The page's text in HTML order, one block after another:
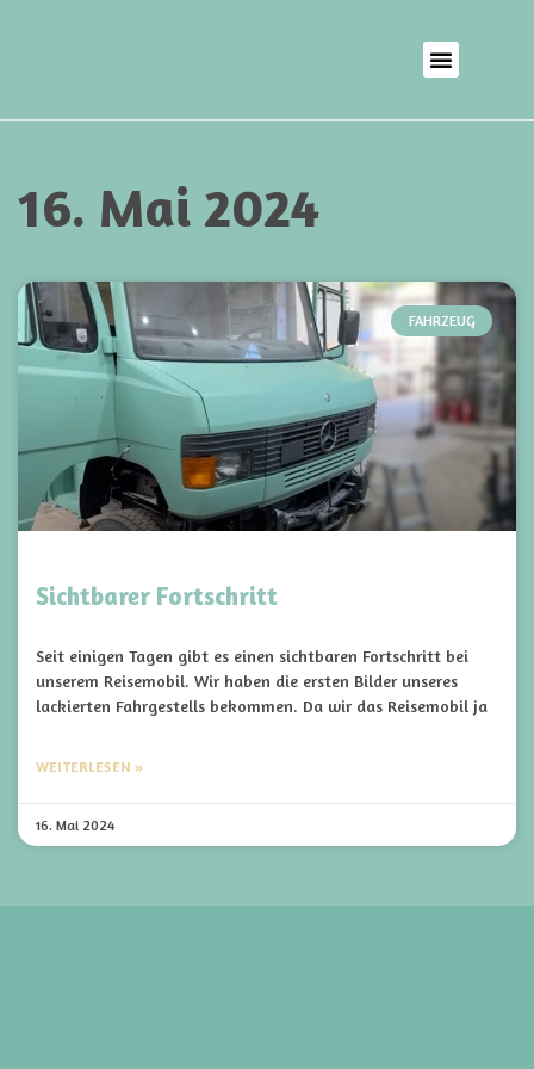
16. Mai 2024
FAHRZEUG
Sichtbarer Fortschritt
Seit einigen Tagen gibt es einen sichtbaren Fortschritt bei
unserem Reisemobil. Wir haben die ersten Bilder unseres
lackierten Fahrgestells bekommen. Da wir das Reisemobil ja
WEITERLESEN »
16. Mai 2024